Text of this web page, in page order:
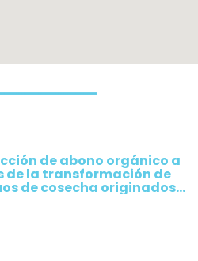
de abono orgánico a
de la transformación de
de cosecha originados